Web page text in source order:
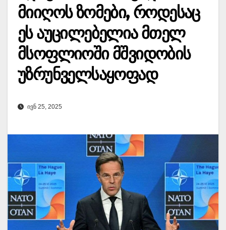
მიიღოს ზომები, როდესაც
ეს აუცილებელია მთელ
მსოფლიოში მშვიდობის
უზრუნველსაყოფად
ᲘᲕᲜ 25, 2025